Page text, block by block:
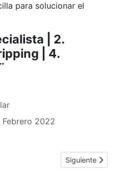
para solucionar el
| 2.
| 4.
2022
dentadura postiza rota?
Artículo
Siguiente